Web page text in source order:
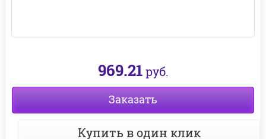
969.21 руб.
Заказать
Купить в один клик